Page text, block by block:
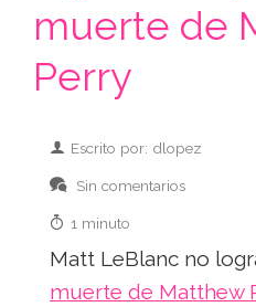
muerte de
Perry
Escrito por: dlopez
Sin comentarios
1 minuto
Matt LeBlanc no
muerte de Matthew